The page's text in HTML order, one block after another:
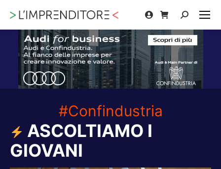
Cerca:
#Confindustria
ASCOLTIAMO I
GIOVANI